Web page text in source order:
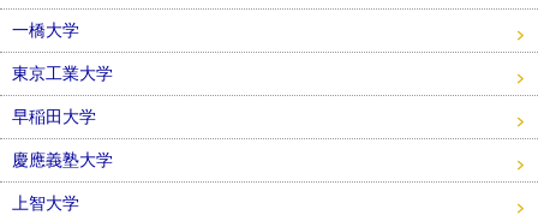
一橋大学
東京工業大学
早稲田大学
慶應義塾大学
上智大学